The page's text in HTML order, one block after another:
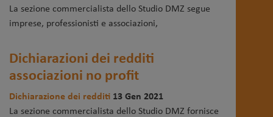
La sezione commercialista dello Studio DMZ segue
imprese, professionisti e associazioni,
Dichiarazioni dei redditi
associazioni no profit
Dichiarazione dei redditi 13 Gen 2021
La sezione commercialista dello Studio DMZ fornisce